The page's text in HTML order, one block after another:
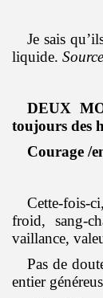
Je sais
liquide. Source
DEUX
toujours des
Courage /
Cette-fois-
froid, sang-
vaillance,
Pas de
entier